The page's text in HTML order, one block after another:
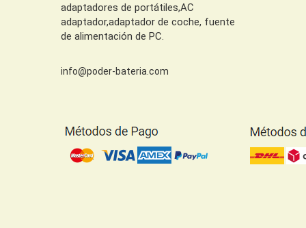
adaptadores de portátiles,AC
adaptador,adaptador de coche, fuente
de alimentación de PC.
info@poder-bateria.com